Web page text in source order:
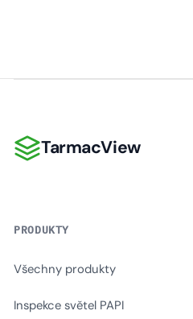
TarmacView
TarmacView
PRODUKTY
Všechny produkty
Inspekce světel PAPI